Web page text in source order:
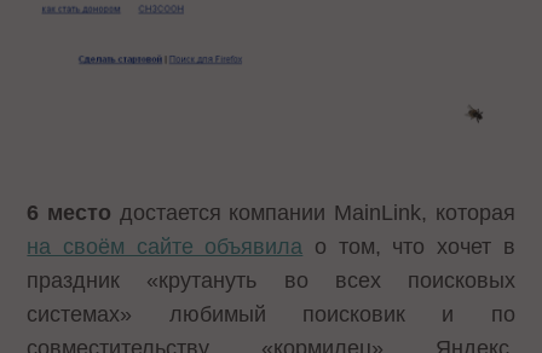
6 место достается компании MainLink, которая
на своём сайте объявила о том, что хочет в
праздник «крутануть во всех поисковых
системах» любимый поисковик и по
совместительству «кормилец» Яндекс,